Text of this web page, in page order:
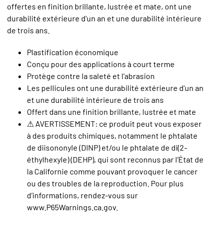
offertes en finition brillante, lustrée et mate, ont une
durabilité extérieure d'un an et une durabilité intérieure
de trois ans.
Plastification économique
Conçu pour des applications à court terme
Protège contre la saleté et l'abrasion
Les pellicules ont une durabilité extérieure d'un an
et une durabilité intérieure de trois ans
Offert dans une finition brillante, lustrée et mate
⚠ AVERTISSEMENT: ce produit peut vous exposer
à des produits chimiques, notamment le phtalate
de diisononyle (DINP) et/ou le phtalate de di(2-
éthylhexyle) (DEHP), qui sont reconnus par l’État de
la Californie comme pouvant provoquer le cancer
ou des troubles de la reproduction. Pour plus
d’informations, rendez-vous sur
www.P65Warnings.ca.gov.